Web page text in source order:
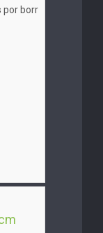
por borr